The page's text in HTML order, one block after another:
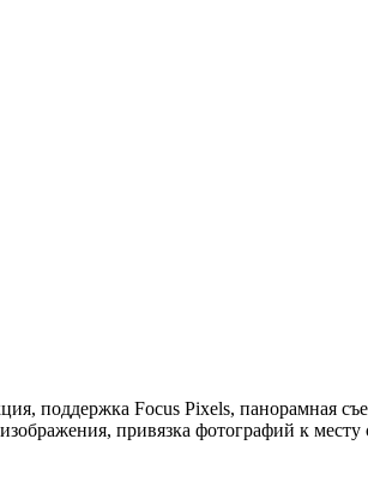
поддержка Focus Pixels, панорамная
привязка фотографий к месту